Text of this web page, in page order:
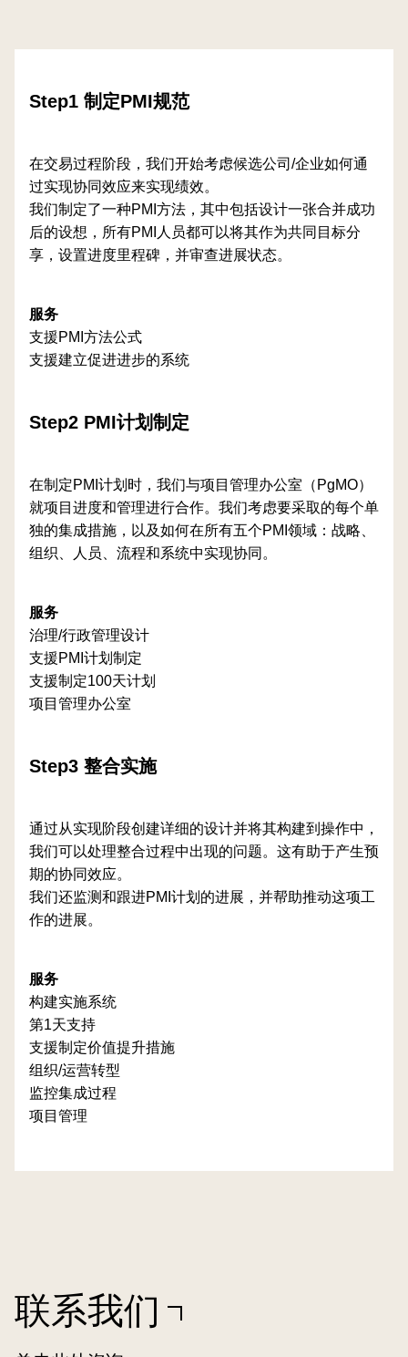
Step1 制定PMI规范
在交易过程阶段，我们开始考虑候选公司/企业如何通
过实现协同效应来实现绩效。
我们制定了一种PMI方法，其中包括设计一张合并成功
后的设想，所有PMI人员都可以将其作为共同目标分
享，设置进度里程碑，并审查进展状态。
服务
支援PMI方法公式
支援建立促进进步的系统
Step2 PMI计划制定
在制定PMI计划时，我们与项目管理办公室（PgMO）
就项目进度和管理进行合作。我们考虑要采取的每个单
独的集成措施，以及如何在所有五个PMI领域：战略、
组织、人员、流程和系统中实现协同。
服务
治理/行政管理设计
支援PMI计划制定
支援制定100天计划
项目管理办公室
Step3 整合实施
通过从实现阶段创建详细的设计并将其构建到操作中，
我们可以处理整合过程中出现的问题。这有助于产生预
期的协同效应。
我们还监测和跟进PMI计划的进展，并帮助推动这项工
作的进展。
服务
构建实施系统
第1天支持
支援制定价值提升措施
组织/运营转型
监控集成过程
项目管理
联系我们